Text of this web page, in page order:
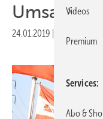
Umsatz
24.01.2019
Videos
Premium
Services
Abo &